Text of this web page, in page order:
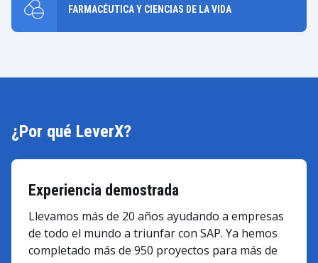
FARMACÉUTICA Y CIENCIAS DE LA VIDA
¿Por qué LeverX?
Experiencia demostrada
Llevamos más de 20 años ayudando a empresas
de todo el mundo a triunfar con SAP. Ya hemos
completado más de 950 proyectos para más de